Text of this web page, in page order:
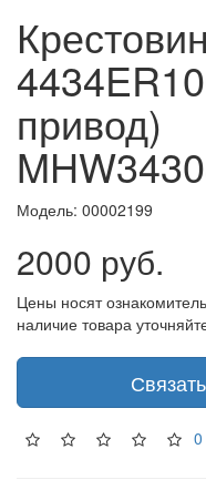
привод)
Модель: 00002199
2000 руб.
Цены носят
наличие товара
0